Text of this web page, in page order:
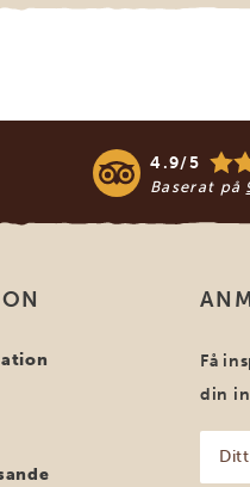
4.9/5
Baserat på
Få
din
namn